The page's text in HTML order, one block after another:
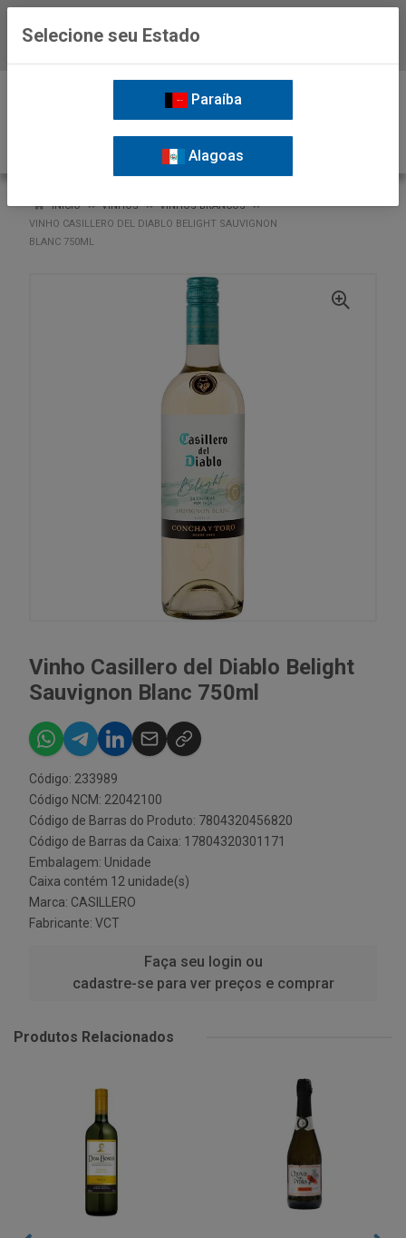
INÍCIO VINHOS
VINHOS BRANCOS
VINHO CASILLERO DEL DIABLO BELIGHT SAUVIGNON
BLANC 750ML
Vinho Casillero del Diablo Belight
Sauvignon Blanc 750ml
Código: 233989
Código NCM: 22042100
Código de Barras do Produto: 7804320456820
Código de Barras da Caixa: 17804320301171
Embalagem: Unidade
Caixa contém 12 unidade(s)
Marca: CASILLERO
Fabricante: VCT
Faça seu login ou
cadastre-se para ver preços e comprar
Produtos Relacionados
Selecione seu Estado
Paraíba
Alagoas